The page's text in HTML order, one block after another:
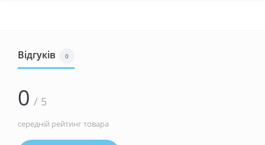
Відгуків 0
0 / 5
середній рейтинг товара